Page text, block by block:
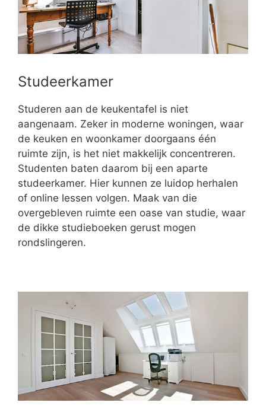
Studeerkamer
Studeren aan de keukentafel is niet
aangenaam. Zeker in moderne woningen, waar
de keuken en woonkamer doorgaans één
ruimte zijn, is het niet makkelijk concentreren.
Studenten baten daarom bij een aparte
studeerkamer. Hier kunnen ze luidop herhalen
of online lessen volgen. Maak van die
overgebleven ruimte een oase van studie, waar
de dikke studieboeken gerust mogen
rondslingeren.